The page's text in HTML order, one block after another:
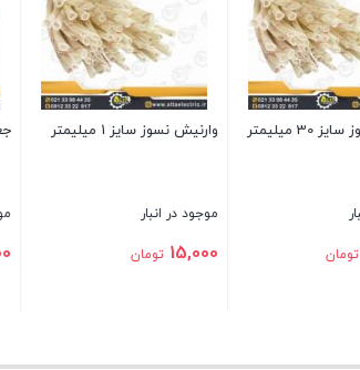
ترمینال شاخه ای سایز 4
تومان
وارنیش نسوز سایز 2.5